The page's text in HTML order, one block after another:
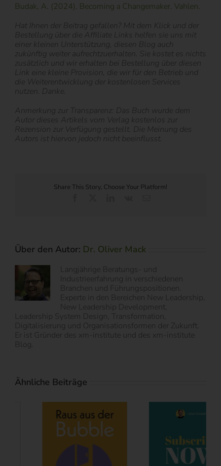
Budak, A. (2024). Becoming a Changemaker. Vahlen.
Hat Ihnen der Beitrag gefallen? Mit dem Klick und der
Bestellung über die Affiliate Links helfen sie uns mit
einer kleinen Unterstützung, diesen Blog auch
zukünftig weiter aufrechtzuerhalten. Sie kostet es nichts
zusätzlich und wir erhalten bei Bestellung über diesen
Link eine kleine Provision, die wir für den Betrieb und
die Weiterentwicklung der kostenlosen Services
nutzen. Danke.
Anmerkung zur Transparenz: Das Buch wurde dem
Autor dieses Artikels vom Verlag kostenlos zur
Rezension zur Verfügung gestellt. Die Meinung des
Autors ist hiervon jedoch nicht beeinflusst.
Share This Story, Choose Your Platform!
Über den Autor: Dr. Oliver Mack
Langjährige Beratungs- und
Industrieerfahrung in verschiedenen
Branchen und Führungspositionen.
Experte in den Bereichen New Leadership,
New Leadership Development,
Leadership System Design, Transformation,
Digitalisierung und Organisationsformen der Zukunft.
Er ist Gründer des xm-institute und des xm-institute
Blog.
Ähnliche Beiträge